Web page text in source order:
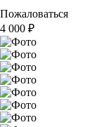
Пожаловаться
4 000 ₽